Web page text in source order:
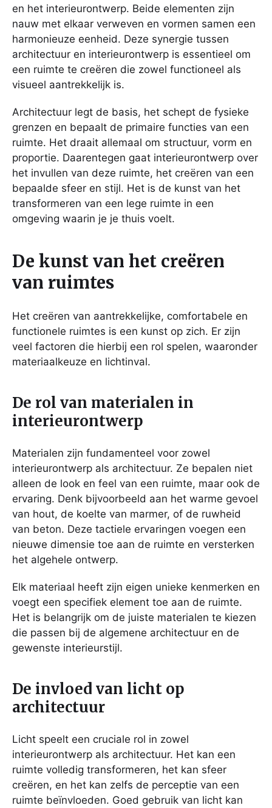
en het interieurontwerp. Beide elementen zijn
nauw met elkaar verweven en vormen samen een
harmonieuze eenheid. Deze synergie tussen
architectuur en interieurontwerp is essentieel om
een ruimte te creëren die zowel functioneel als
visueel aantrekkelijk is.
Architectuur legt de basis, het schept de fysieke
grenzen en bepaalt de primaire functies van een
ruimte. Het draait allemaal om structuur, vorm en
proportie. Daarentegen gaat interieurontwerp over
het invullen van deze ruimte, het creëren van een
bepaalde sfeer en stijl. Het is de kunst van het
transformeren van een lege ruimte in een
omgeving waarin je je thuis voelt.
De kunst van het creëren
van ruimtes
Het creëren van aantrekkelijke, comfortabele en
functionele ruimtes is een kunst op zich. Er zijn
veel factoren die hierbij een rol spelen, waaronder
materiaalkeuze en lichtinval.
De rol van materialen in
interieurontwerp
Materialen zijn fundamenteel voor zowel
interieurontwerp als architectuur. Ze bepalen niet
alleen de look en feel van een ruimte, maar ook de
ervaring. Denk bijvoorbeeld aan het warme gevoel
van hout, de koelte van marmer, of de ruwheid
van beton. Deze tactiele ervaringen voegen een
nieuwe dimensie toe aan de ruimte en versterken
het algehele ontwerp.
Elk materiaal heeft zijn eigen unieke kenmerken en
voegt een specifiek element toe aan de ruimte.
Het is belangrijk om de juiste materialen te kiezen
die passen bij de algemene architectuur en de
gewenste interieurstijl.
De invloed van licht op
architectuur
Licht speelt een cruciale rol in zowel
interieurontwerp als architectuur. Het kan een
ruimte volledig transformeren, het kan sfeer
creëren, en het kan zelfs de perceptie van een
ruimte beïnvloeden. Goed gebruik van licht kan